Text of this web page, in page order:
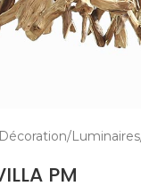
Décoration Luminaires
PM